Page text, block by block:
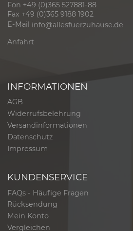
Fon +49 (0)365 527881-88
Fax +49 (0)365 9188 1902
E-Mail info@allesfuerzuhause.de
Anfahrt
INFORMATIONEN
AGB
Widerrufsbelehrung
Versandinformationen
Datenschutz
Impressum
KUNDENSERVICE
FAQs - Häufige Fragen
Rücksendung
Mein Konto
Vergleichen